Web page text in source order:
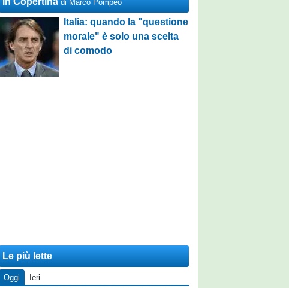
di Marco Pompeo
Italia: quando la "questione
morale" è solo una scelta
di comodo
Le più lette
Oggi
Ieri